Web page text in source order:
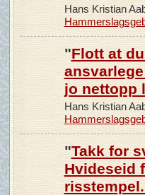
Hans Kristian
"Flott at
jo nettopp
Hans Kristian
"Takk for
Hvideseid
risstempel.